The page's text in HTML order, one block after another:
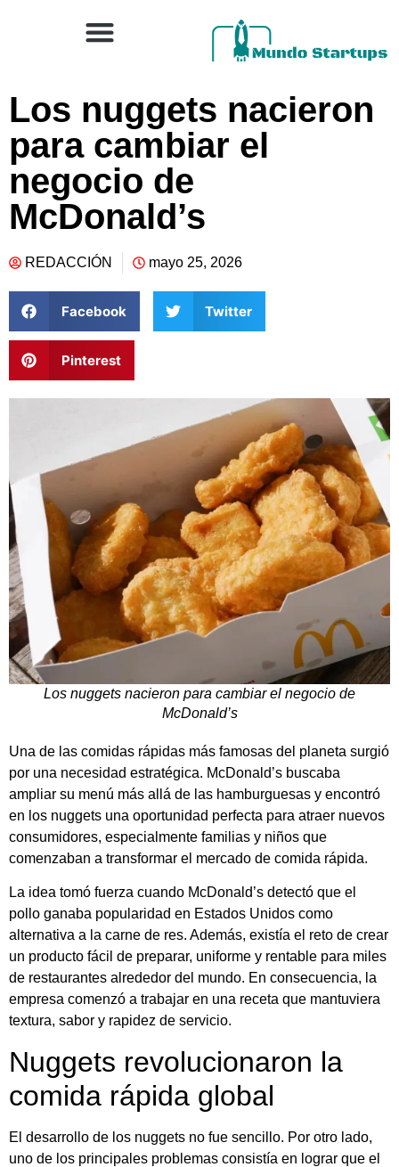
Los nuggets nacieron
para cambiar el
negocio de
McDonald’s
REDACCIÓN mayo 25, 2026
Facebook Twitter
Pinterest
Los nuggets nacieron para cambiar el negocio de
McDonald’s
Una de las comidas rápidas más famosas del planeta surgió
por una necesidad estratégica. McDonald’s buscaba
ampliar su menú más allá de las hamburguesas y encontró
en los nuggets una oportunidad perfecta para atraer nuevos
consumidores, especialmente familias y niños que
comenzaban a transformar el mercado de comida rápida.
La idea tomó fuerza cuando McDonald’s detectó que el
pollo ganaba popularidad en Estados Unidos como
alternativa a la carne de res. Además, existía el reto de crear
un producto fácil de preparar, uniforme y rentable para miles
de restaurantes alrededor del mundo. En consecuencia, la
empresa comenzó a trabajar en una receta que mantuviera
textura, sabor y rapidez de servicio.
Nuggets revolucionaron la
comida rápida global
El desarrollo de los nuggets no fue sencillo. Por otro lado,
uno de los principales problemas consistía en lograr que el